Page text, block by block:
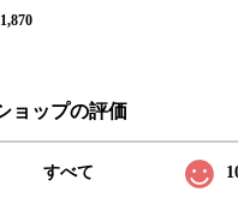
ョップの評価
すべて